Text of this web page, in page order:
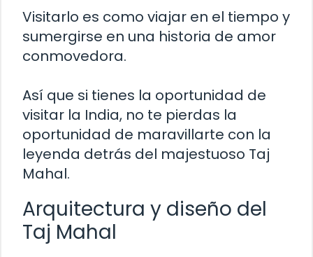
Visitarlo es como viajar en el tiempo y
sumergirse en una historia de amor
conmovedora.
Así que si tienes la oportunidad de
visitar la India, no te pierdas la
oportunidad de maravillarte con la
leyenda detrás del majestuoso Taj
Mahal.
Arquitectura y diseño del
Taj Mahal